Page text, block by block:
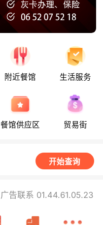
附近餐馆 生活服务
餐馆供应区 贸易街
开始查询
广告联系 01.44.61.05.23